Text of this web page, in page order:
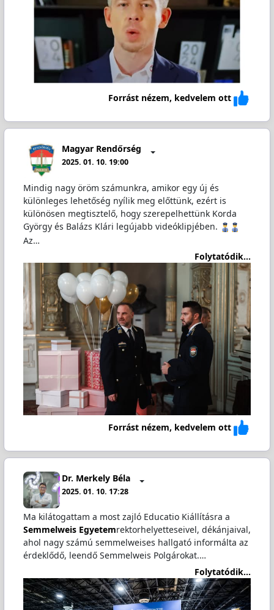
Forrást nézem, kedvelem ott
Magyar Rendőrség
2025. 01. 10. 19:00
Mindig nagy öröm számunkra, amikor egy új és
különleges lehetőség nyílik meg előttünk, ezért is
különösen megtisztelő, hogy szerepelhettünk Korda
György és Balázs Klári legújabb videóklipjében.
Az…
Folytatódik...
Forrást nézem, kedvelem ott
Dr. Merkely Béla
2025. 01. 10. 17:28
Ma kilátogattam a most zajló Educatio Kiállításra a
Semmelweis Egyetemrektorhelyetteseivel, dékánjaival,
ahol nagy számú semmelweises hallgató informálta az
érdeklődő, leendő Semmelweis Polgárokat.…
Folytatódik...